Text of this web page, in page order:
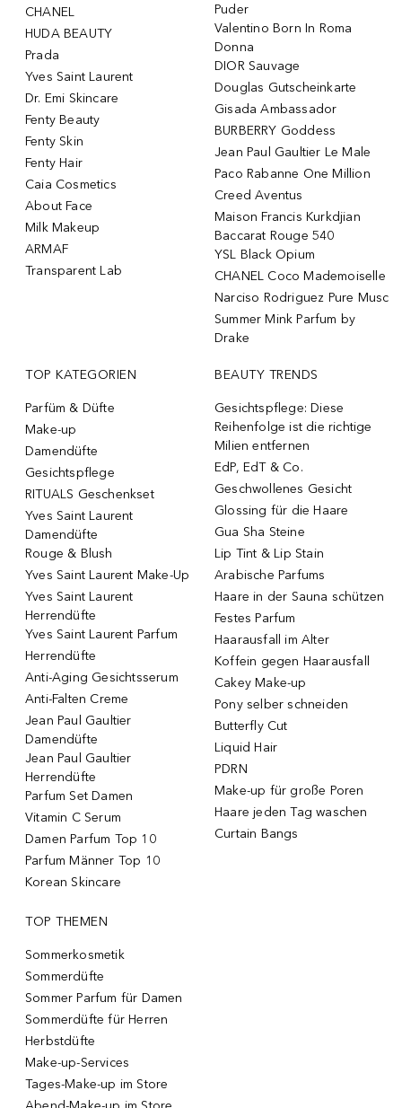
CHANEL
HUDA BEAUTY
Prada
Yves Saint Laurent
Dr. Emi Skincare
Fenty Beauty
Fenty Skin
Fenty Hair
Caia Cosmetics
About Face
Milk Makeup
ARMAF
Transparent Lab
Puder
Valentino Born In Roma
Donna
DIOR Sauvage
Douglas Gutscheinkarte
Gisada Ambassador
BURBERRY Goddess
Jean Paul Gaultier Le Male
Paco Rabanne One Million
Creed Aventus
Maison Francis Kurkdjian
Baccarat Rouge 540
YSL Black Opium
CHANEL Coco Mademoiselle
Narciso Rodriguez Pure Musc
Summer Mink Parfum by
Drake
TOP KATEGORIEN
Parfüm & Düfte
Make-up
Damendüfte
Gesichtspflege
RITUALS Geschenkset
Yves Saint Laurent
Damendüfte
Rouge & Blush
Yves Saint Laurent Make-Up
Yves Saint Laurent
Herrendüfte
Yves Saint Laurent Parfum
Herrendüfte
Anti-Aging Gesichtsserum
Anti-Falten Creme
Jean Paul Gaultier
Damendüfte
Jean Paul Gaultier
Herrendüfte
Parfum Set Damen
Vitamin C Serum
Damen Parfum Top 10
Parfum Männer Top 10
Korean Skincare
BEAUTY TRENDS
Gesichtspflege: Diese
Reihenfolge ist die richtige
Milien entfernen
EdP, EdT & Co.
Geschwollenes Gesicht
Glossing für die Haare
Gua Sha Steine
Lip Tint & Lip Stain
Arabische Parfums
Haare in der Sauna schützen
Festes Parfum
Haarausfall im Alter
Koffein gegen Haarausfall
Cakey Make-up
Pony selber schneiden
Butterfly Cut
Liquid Hair
PDRN
Make-up für große Poren
Haare jeden Tag waschen
Curtain Bangs
TOP THEMEN
Sommerkosmetik
Sommerdüfte
Sommer Parfum für Damen
Sommerdüfte für Herren
Herbstdüfte
Make-up-Services
Tages-Make-up im Store